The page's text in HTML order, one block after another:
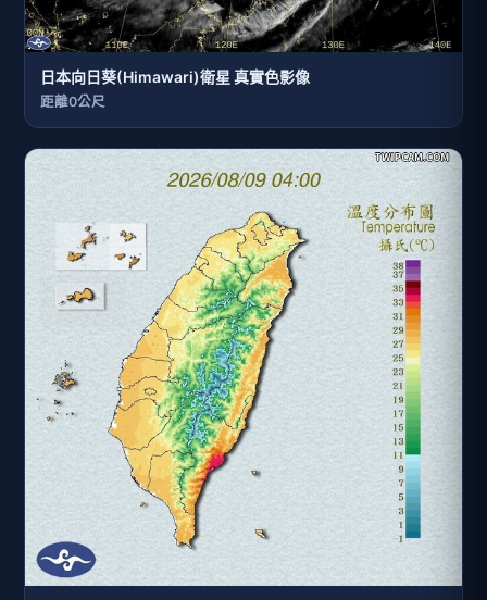
日本向日葵(Himawari)衛星 真實色影像
距離0公尺